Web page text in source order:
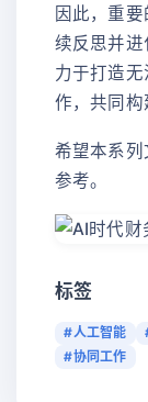
因此，重
续反思并
力于打造
作，共同构
希望本系
参考。
标签
#人工智能
#协同工作